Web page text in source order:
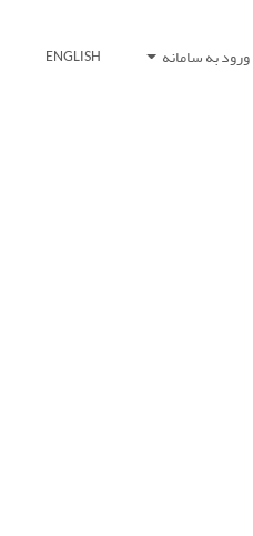
ورود به سامانه ENGLISH